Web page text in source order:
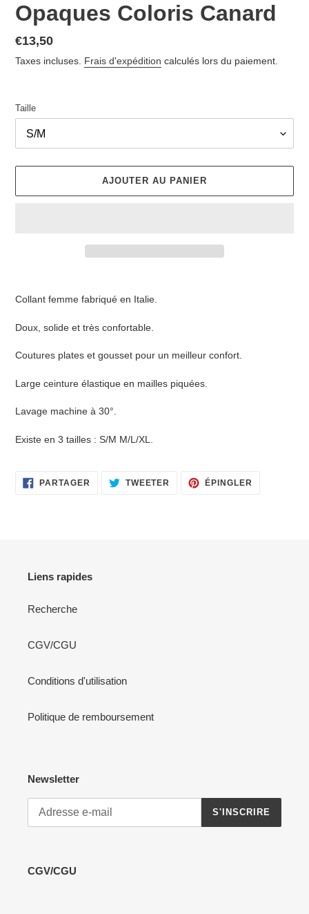
Opaques Coloris Canard
Prix
normal
€13,50
Taxes incluses. Frais d'expédition calculés lors du paiement.
Taille
AJOUTER AU PANIER
à
panier
Collant femme fabriqué en Italie.
Doux, solide et très confortable.
Coutures plates et gousset pour un meilleur confort.
Large ceinture élastique en mailles piquées.
Lavage machine à 30°.
Existe en 3 tailles : S/M M/L/XL.
PARTAGER PARTAGER
SUR
TWEETER TWEETER
SUR
ÉPINGLER
Liens rapides
Recherche
CGV/CGU
Conditions d'utilisation
Politique de remboursement
Newsletter
S'INSCRIRE
CGV/CGU